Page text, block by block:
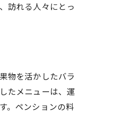
訪れる人々にとっ
物を活かしたバラ
たメニューは、運
。ペンションの料